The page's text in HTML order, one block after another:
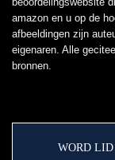
amazon en u op de
afbeeldingen zijn
eigenaren. Alle
bronnen.
WORD